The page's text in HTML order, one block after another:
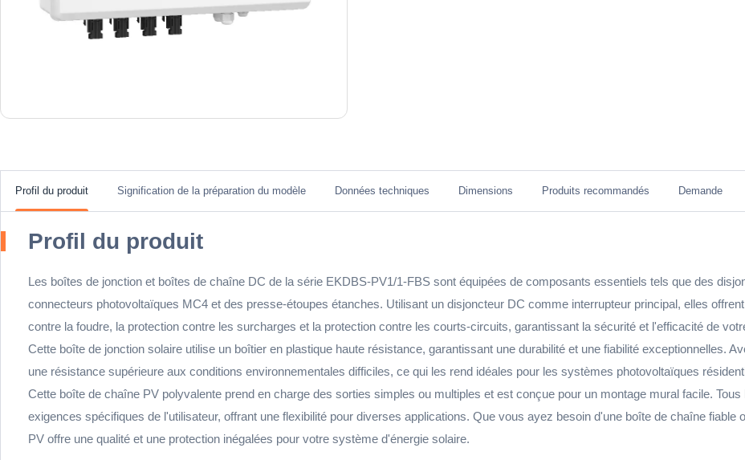
Profil du produit Signification de la préparation du modèle Données techniques Dimensions Produits recommandés Demande
Profil du produit
Les boîtes de jonction et boîtes de chaîne DC de la série EKDBS-PV1/1-FBS sont équipées de composants essentiels tels que des
connecteurs photovoltaïques MC4 et des presse-étoupes étanches. Utilisant un disjoncteur DC comme interrupteur principal, elles
contre la foudre, la protection contre les surcharges et la protection contre les courts-circuits, garantissant la sécurité et l'efficacité de
Cette boîte de jonction solaire utilise un boîtier en plastique haute résistance, garantissant une durabilité et une fiabilité exceptionnelles.
une résistance supérieure aux conditions environnementales difficiles, ce qui les rend idéales pour les systèmes photovoltaïques
Cette boîte de chaîne PV polyvalente prend en charge des sorties simples ou multiples et est conçue pour un montage mural facile.
exigences spécifiques de l'utilisateur, offrant une flexibilité pour diverses applications. Que vous ayez besoin d'une boîte de chaîne
PV offre une qualité et une protection inégalées pour votre système d'énergie solaire.